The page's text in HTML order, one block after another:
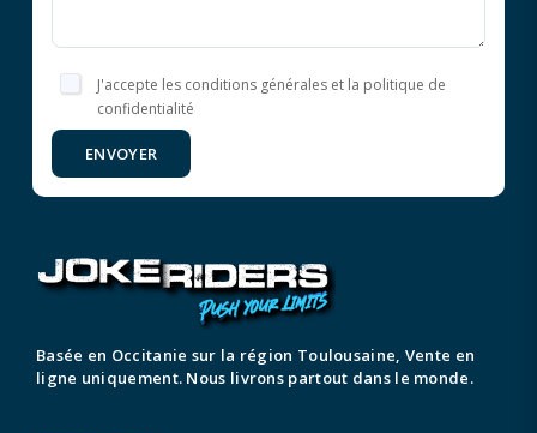
J'accepte les conditions générales et la politique de
confidentialité
ENVOYER
Basée en Occitanie sur la région Toulousaine, Vente en
ligne uniquement. Nous livrons partout dans le monde.